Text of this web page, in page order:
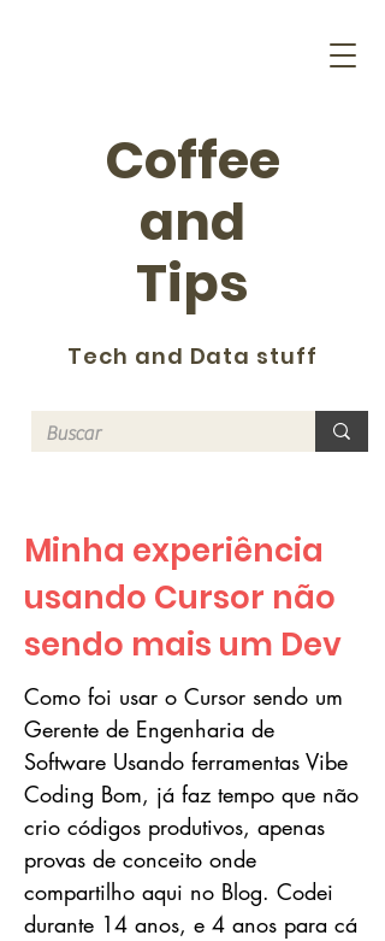
Coffee
and
Tips
Tech and Data stuff
Minha experiência
usando Cursor não
sendo mais um Dev
Como foi usar o Cursor sendo um
Gerente de Engenharia de
Software Usando ferramentas Vibe
Coding Bom, já faz tempo que não
crio códigos produtivos, apenas
provas de conceito onde
compartilho aqui no Blog. Codei
durante 14 anos, e 4 anos para cá